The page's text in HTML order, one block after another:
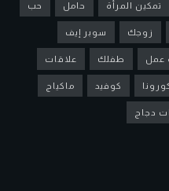
تمكين المرأة حامل حب
زوجك سوبر إيف
عمل طفلك علاقات
كوفيد ماكياج
دجاج